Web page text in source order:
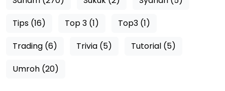
Tips (16)
Top 3 (1)
Top3 (1)
Trading (6)
Trivia (5)
Tutorial (5)
Umroh (20)